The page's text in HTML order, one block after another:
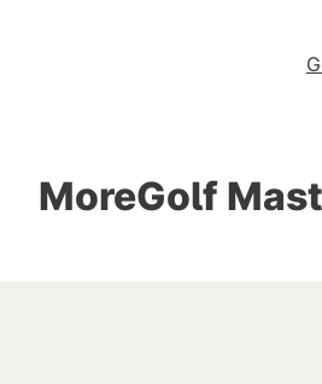
MoreGolf